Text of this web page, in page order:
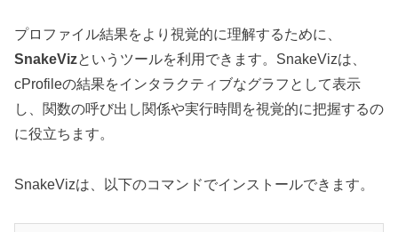
プロファイル結果をより視覚的に理解するために、
SnakeVizというツールを利用できます。SnakeVizは、
cProfileの結果をインタラクティブなグラフとして表示
し、関数の呼び出し関係や実行時間を視覚的に把握するの
に役立ちます。
SnakeVizは、以下のコマンドでインストールできます。